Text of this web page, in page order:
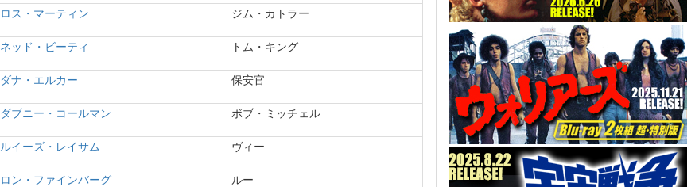
ロス・マーティン ジム・カトラー
ネッド・ビーティ トム・キング
ダナ・エルカー 保安官
ダブニー・コールマン ボブ・ミッチェル
ルイーズ・レイサム ヴィー
ロン・ファインバーグ ルー